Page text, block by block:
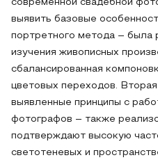
современной свадебной
выявить базовые
портретного метода – была
изучения живописных
сбалансированная
цветовых переходов.
выявленные принципы с
фотографов – также
подтверждают высокую
светотеневых и